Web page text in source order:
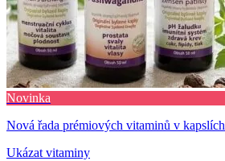
Novinka
Nová řada prémiových vitaminů v kapslích
Ukázat vitaminy